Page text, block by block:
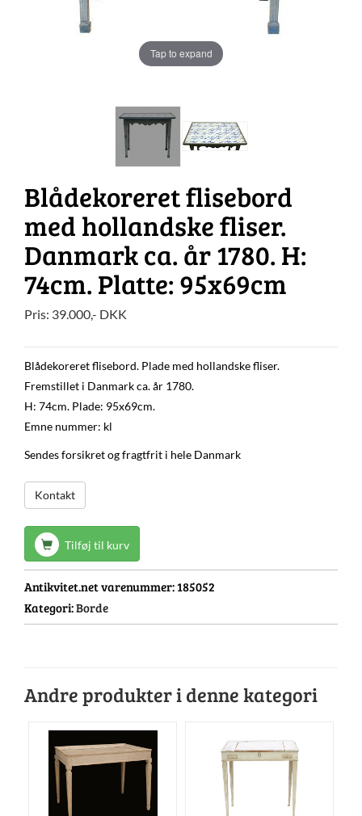
Tap to expand
Blådekoreret flisebord
med hollandske fliser.
Danmark ca. år 1780. H:
74cm. Platte: 95x69cm
Pris: 39.000,- DKK
Blådekoreret flisebord. Plade med hollandske fliser.
Fremstillet i Danmark ca. år 1780.
H: 74cm. Plade: 95x69cm.
Emne nummer: kl
Sendes forsikret og fragtfrit i hele Danmark
Kontakt
Tilføj til kurv
Antikvitet.net varenummer:185052
Kategori:Borde
Andre produkter i denne kategori